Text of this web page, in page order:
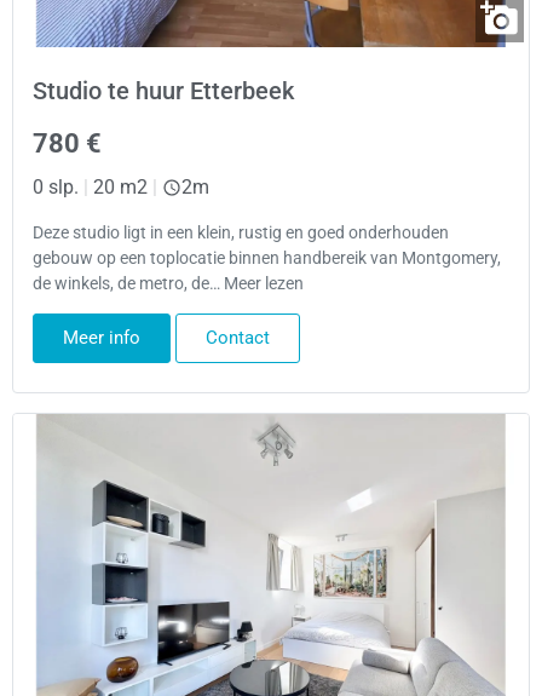
Studio te huur Etterbeek
780 €
0 slp. 20 m2 2m
Deze studio ligt in een klein, rustig en goed onderhouden
gebouw op een toplocatie binnen handbereik van Montgomery,
de winkels, de metro, de… Meer lezen
Meer info Contact